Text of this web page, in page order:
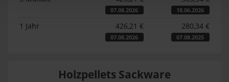
07.08.2026 18.06.2026
1 Jahr 426,21 €
07.08.2026
280,34 €
07.08.2025
Holzpellets Sackware